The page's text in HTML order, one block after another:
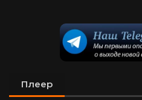
Плеер